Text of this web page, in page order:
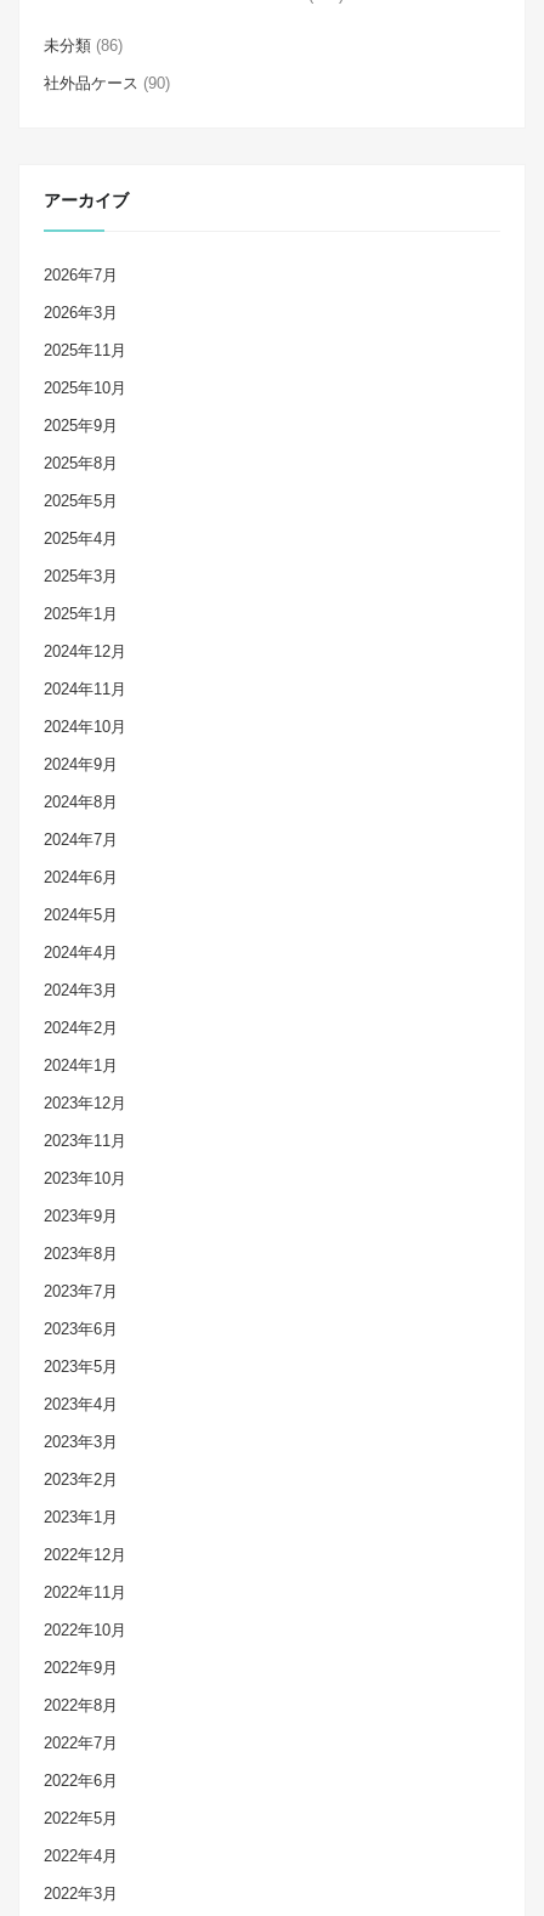
未分類 (86)
社外品ケース (90)
アーカイブ
2026年7月
2026年3月
2025年11月
2025年10月
2025年9月
2025年8月
2025年5月
2025年4月
2025年3月
2025年1月
2024年12月
2024年11月
2024年10月
2024年9月
2024年8月
2024年7月
2024年6月
2024年5月
2024年4月
2024年3月
2024年2月
2024年1月
2023年12月
2023年11月
2023年10月
2023年9月
2023年8月
2023年7月
2023年6月
2023年5月
2023年4月
2023年3月
2023年2月
2023年1月
2022年12月
2022年11月
2022年10月
2022年9月
2022年8月
2022年7月
2022年6月
2022年5月
2022年4月
2022年3月